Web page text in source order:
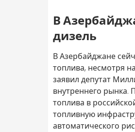
В
дизель
В Азербайджане
топлива, несмотря
заявил депутат
внутреннего рынка.
топлива в
топливную
автоматического